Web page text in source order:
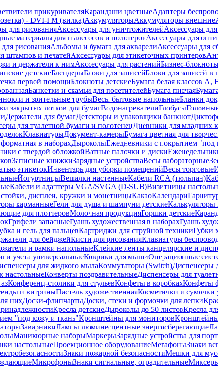
прикуривателяКарандаши цветныеАдаптеры
- DVI-I M (вилка)АккумуляторыАккумуляторы внешние
для рисованияАксессуары для уничтожителейАксессуары
материалы для пылесосов и полотеровАксессуары для
рисованияАльбомы и бумага для акварелиАксессуары для
штампов и печатейАксессуары для этикеточных принтеров
и держатели к нимАкссесуары для растенийБизнес-
детскиеБлендерыБлоки для записейБлоки для записей в
первой помощиБлокноты детскиеБумага белая классов А,
Банкетки и скамьи для посетителейБумага писчая
и зрительные трубыВесы бытовые напольныеБланки
закрытых лотков для бумагВодонагревателиГлобусы
Держатели для бумагДетекторы и упаковщики банкнот
для туалетной бумаги и полотенецДневники для младших
КлавиатурыДокумент-камерыБумага цветная для
в наборахДыроколыЕжедневники с покрытием "под
с твердой обложкойВатные палочки и диски
Записные книжкиЗарядные устройстваВесы лабораторные
этикетокИнвентарь для уборки помещенийВесы торговые
ЙогуртницыВешалки настенныеКабели RCA (тюльпан)
Кабели и адаптеры VGA/SVGA (D-SUB)Визитницы
дисплеи, кружки и монетницыКакаоКалендари
карманныеГели для душа и шампуни детскиеКалькуляторы
для плоттеровМолочная продукцияГоршки детские
Грифели запасныеГуашь художественная в наборахГуашь
и гель для пальцевКартриджи для струйной техникиГубки
для бейджейКисти для рисованияКлавиатуры
и рамки напольныеКлейкие ленты канцелярские и
учета универсальныеКоврики для мышиОперационные
для жидкого мылаКоммутаторы (Switch)Диспенсеры
настольныеКонверты поздравительныеДиспенсеры для
Конференц-столики для стульевКонфеты в коробкахКонфеты
и витриныПастель художественнаяКосметички и сумочки
нихДоски-флипчартыДоски, стеки и формочки для лепки
Кресла детскиеДыроколы до 50 листовКресла
"под кожу и ткань"Кронштейны для мониторов
ЗаварникиЛампы люминесцентные энергосберегающие
Маникюрные наборыМаркерыЗарядные устройства для
настольныеПроекционное оборудованиеМегафоныЗнаки
Знаки пожарной безопасностиМешки для
МикрофоныЗнаки сигнальные, оградительные